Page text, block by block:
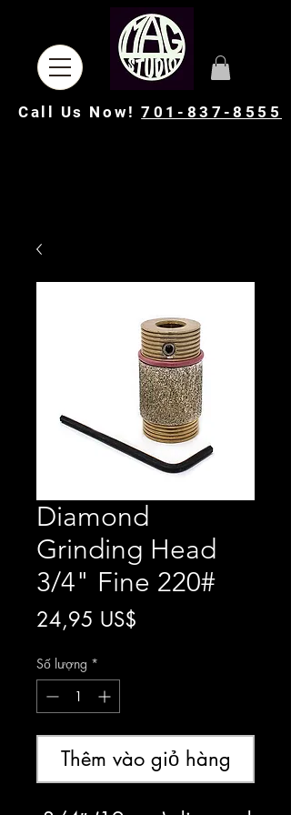
Call Us Now!701-837-8555
Diamond
Grinding Head
3/4" Fine 220#
24,95 US$
Số lượng *
Thêm vào giỏ hàng